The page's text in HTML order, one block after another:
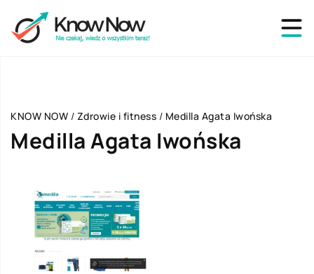
KNOW NOW / Zdrowie i fitness / Medilla Agata Iwońska
Medilla Agata Iwońska